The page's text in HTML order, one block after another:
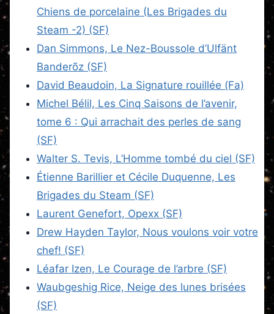
Chiens de porcelaine (Les Brigades du
Steam -2) (SF)
Dan Simmons, Le Nez-Boussole d’Ulfänt
Banderõz (SF)
David Beaudoin, La Signature rouillée (Fa)
Michel Bélil, Les Cinq Saisons de l’avenir,
tome 6 : Qui arrachait des perles de sang
(SF)
Walter S. Tevis, L’Homme tombé du ciel (SF)
Étienne Barillier et Cécile Duquenne, Les
Brigades du Steam (SF)
Laurent Genefort, Opexx (SF)
Drew Hayden Taylor, Nous voulons voir votre
chef! (SF)
Léafar Izen, Le Courage de l’arbre (SF)
Waubgeshig Rice, Neige des lunes brisées
(SF)